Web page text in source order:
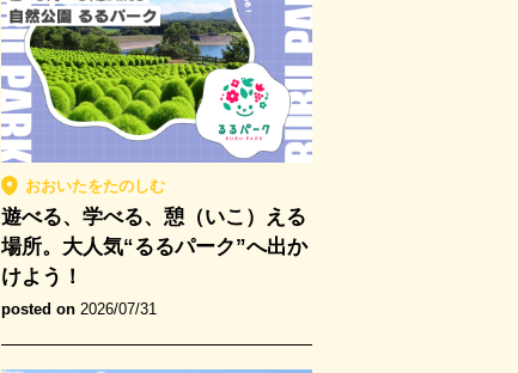
おおいたをたのしむ
遊べる、学べる、憩（いこ）える
場所。大人気“るるパーク”へ出か
けよう！
posted on 2026/07/31